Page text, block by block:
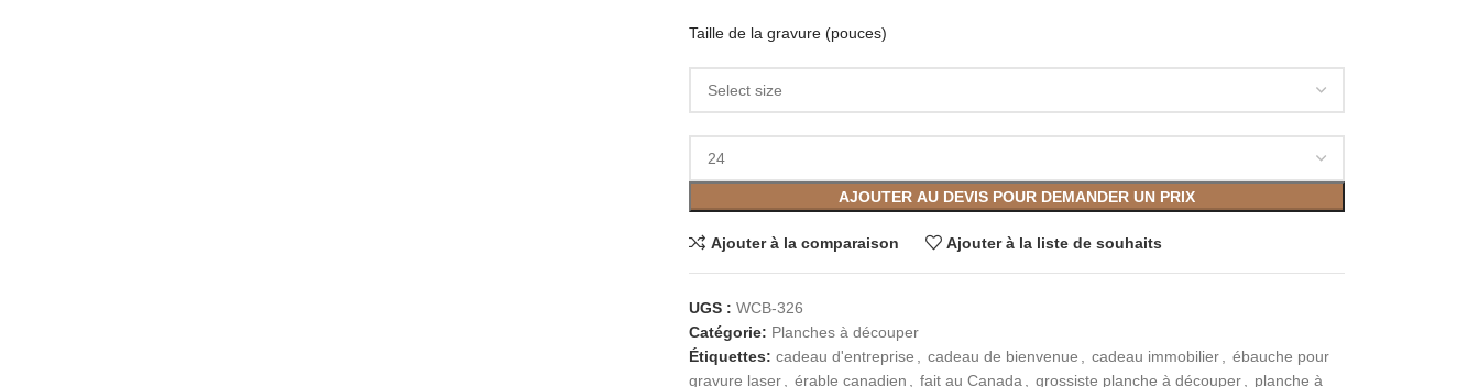
Taille de la gravure (pouces)
AJOUTER AU DEVIS POUR DEMANDER UN PRIX
Ajouter à la comparaison Ajouter à la liste de souhaits
UGS : WCB-326
Catégorie: Planches à découper
Étiquettes: cadeau d'entreprise cadeau de bienvenue cadeau immobilier
ébauche pour
gravure laser
érable canadien fait au Canada grossiste planche à découper
planche à